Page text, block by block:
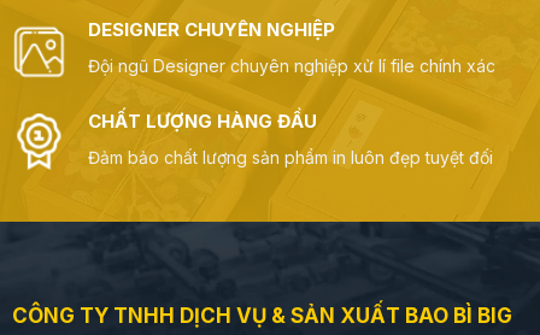
DESIGNER CHUYÊN NGHIỆP
Đội ngũ Designer chuyên nghiệp xử lí file chính xác
CHẤT LƯỢNG HÀNG ĐẦU
Đảm bảo chất lượng sản phẩm in luôn đẹp tuyệt đối
CÔNG TY TNHH DỊCH VỤ & SẢN XUẤT BAO BÌ BIG